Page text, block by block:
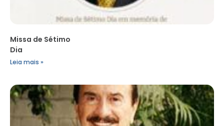
Missa de Sétimo
Dia
Leia mais »